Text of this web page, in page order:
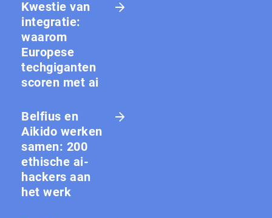
Kwestie van
integratie:
waarom
Europese
techgiganten
scoren met ai
Belfius en
Aikido werken
samen: 200
ethische ai-
hackers aan
het werk